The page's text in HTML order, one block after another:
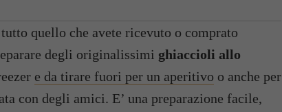
tutto quello che avete ricevuto o comprato
degli originalissimi ghiaccioli allo
e da tirare fuori per un aperitivo o anche per
con degli amici. E’ una preparazione facile,